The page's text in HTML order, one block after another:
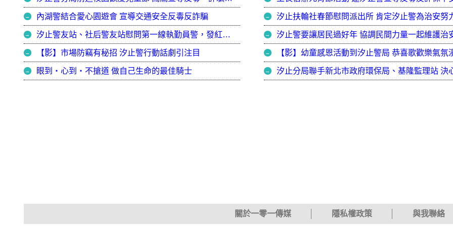
內湖警結合愛心園遊會 宣導交通安全反毒反詐騙 汐止扶輪社春節慰問派出所 肯定汐止警為治安努
汐止警友站、社后警友站慰問第一線執勤員警，發紅包又圍爐!員警直呼太暖心！
【影】市場防竊有秘招 汐止警行動話劇引注目 【影】幼童感恩活動到汐止警局 恭喜歌歡樂氣氛
眼到‧心到‧不搶道 做自己生命的最佳騎士
關於一零一傳媒 隱私權政策 與我聯絡